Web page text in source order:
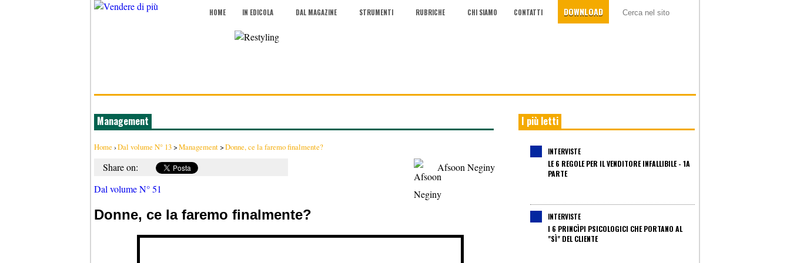
HOME IN EDICOLA DAL MAGAZINE STRUMENTI RUBRICHE CHI SIAMO CONTATTI DOWNLOAD
Management
Home ›Dal volume N° 13>Management>Donne, ce la faremo finalmente?
Share on:
Afsoon Neginy
Dal volume N° 51
Donne, ce la faremo finalmente?
I più letti
INTERVISTE
LE 6 REGOLE PER IL VENDITORE INFALLIBILE - 1A
PARTE
INTERVISTE
I 6 PRINCÌPI PSICOLOGICI CHE PORTANO AL
"SÌ" DEL CLIENTE